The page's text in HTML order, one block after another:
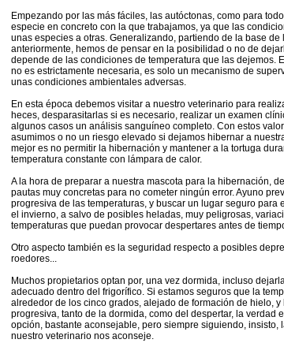
Empezando por las más fáciles, las autóctonas, como para
especie en concreto con la que trabajamos, ya que las
unas especies a otras. Generalizando, partiendo de la base de
anteriormente, hemos de pensar en la posibilidad o no de
depende de las condiciones de temperatura que las dejemos.
no es estrictamente necesaria, es solo un mecanismo de
unas condiciones ambientales adversas.
En esta época debemos visitar a nuestro veterinario para
heces, desparasitarlas si es necesario, realizar un examen
algunos casos un análisis sanguíneo completo. Con estos
asumimos o no un riesgo elevado si dejamos hibernar a
mejor es no permitir la hibernación y mantener a la tortuga
temperatura constante con lámpara de calor.
A la hora de preparar a nuestra mascota para la hibernación,
pautas muy concretas para no cometer ningún error. Ayuno
progresiva de las temperaturas, y buscar un lugar seguro para
el invierno, a salvo de posibles heladas, muy peligrosas,
temperaturas que puedan provocar despertares antes de
Otro aspecto también es la seguridad respecto a posibles
roedores...
Muchos propietarios optan por, una vez dormida, incluso
adecuado dentro del frigorífico. Si estamos seguros que la
alrededor de los cinco grados, alejado de formación de hielo,
progresiva, tanto de la dormida, como del despertar, la verdad
opción, bastante aconsejable, pero siempre siguiendo, insisto,
nuestro veterinario nos aconseje.